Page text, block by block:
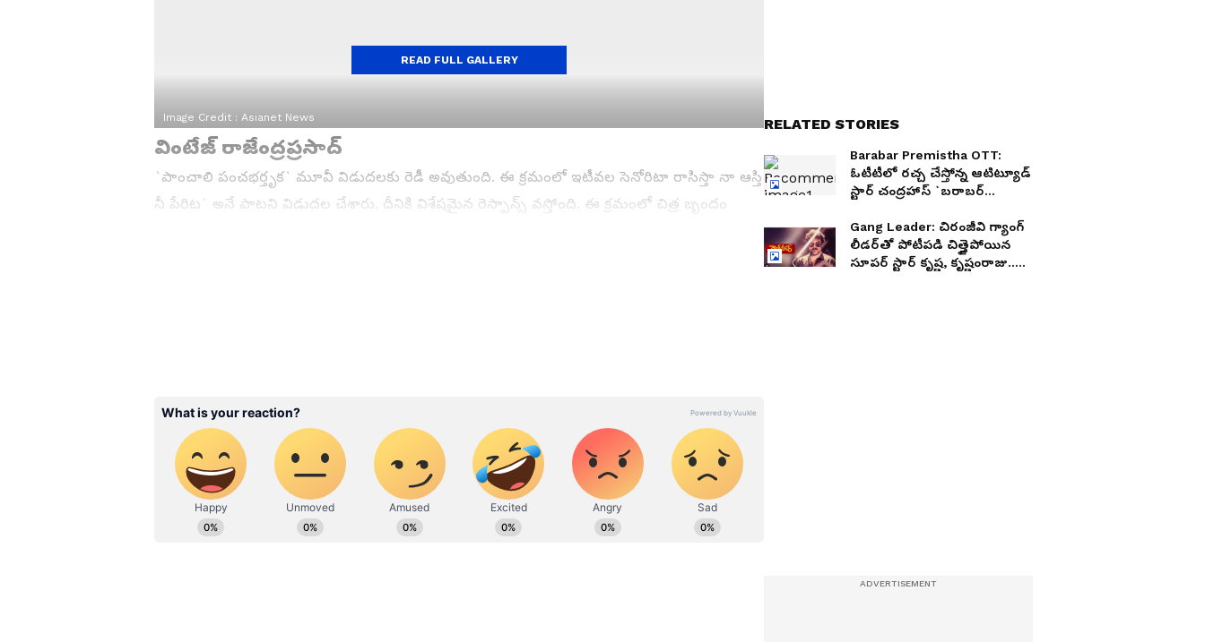
Image Credit : Asianet News
వింటేజ్‌ రాజేంద్రప్రసాద్‌
`పాంచాలి పంచభర్తృక` మూవీ విడుదలకు రెడీ అవుతుంది. ఈ క్రమంలో ఇటీవల సెనోరిటా రాసిస్తా నా ఆస్తి
నీ పేరిట` అనే పాటని విడుదల చేశారు. దీనికి విశేషమైన రెస్పాన్స్ వస్తోంది. ఈ క్రమంలో చిత్ర బృందం
Barabar Premistha OTT:
ఓటీటీలో రచ్చ చేస్తోన్న ఆటిట్యూడ్‌
స్టార్ చంద్రహాస్ `బరాబర్ ప్రేమిస్తా`..
అస్సలు ఊహించరు
Gang Leader: చిరంజీవి గ్యాంగ్‌
లీడర్‌తో పోటీపడి చిత్తైపోయిన
సూపర్‌ స్టార్‌ కృష్ణ, కృష్ణంరాజు..
రాజేంద్రప్రసాద్‌ రాక్‌
READ FULL GALLERY
RELATED STORIES
Barabar Premistha OTT:
ఓటీటీలో రచ్చ చేస్తోన్న ఆటిట్యూడ్‌
స్టార్ చంద్రహాస్ `బరాబర్
Gang Leader: చిరంజీవి గ్యాంగ్‌
లీడర్‌తో పోటీపడి చిత్తైపోయిన
సూపర్‌ స్టార్‌ కృష్ణ, కృష్ణంరాజు..